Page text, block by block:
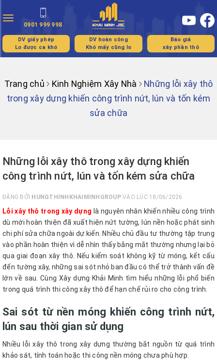
Toggle
navigation
0901 999 998
DV giấy phép
Lo được ca khó
DV hoàn công
Khó mấy cũng lo
Báo giá
xây phần thô
Trang chủ Kinh Nghiệm Xây Nhà
Những lỗi xây thô
trong xây dựng khiến công trình nứt, lún và tốn kém
sửa chữa
Những lỗi xây thô trong xây dựng khiến
công trình nứt, lún và tốn kém sửa chữa
ĐĂNG BỞI HUNGTHINHKHAIMINHGROUPVÀO LÚC 18/06/2026
Lỗi xây thô trong xây dựng là nguyên nhân khiến nhiều công trình
dù mới hoàn thiện đã xuất hiện nứt tường, lún nền hoặc phát sinh
chi phí sửa chữa ngoài dự kiến. Nhiều chủ đầu tư thường tập trung
vào phần hoàn thiện vì dễ nhìn thấy bằng mắt thường nhưng lại bỏ
qua giai đoạn xây thô. Nếu kiểm soát không kỹ từ móng, kết cấu
đến tường xây, những sai sót nhỏ ban đầu có thể trở thành vấn đề
lớn về sau. Cùng Xây dựng Khải Minh tìm hiểu những lỗi phổ biến
trong quá trình thi công xây thô để hạn chế rủi ro cho công trình.
Sai sót từ nền móng khiến công trình nứt,
lún sau thời gian sử dụng
Nhiều lỗi xây thô trong xây dựng thường bắt nguồn từ quá trình
khảo sát, tính toán hoặc thi công nền móng chưa phù hợp.